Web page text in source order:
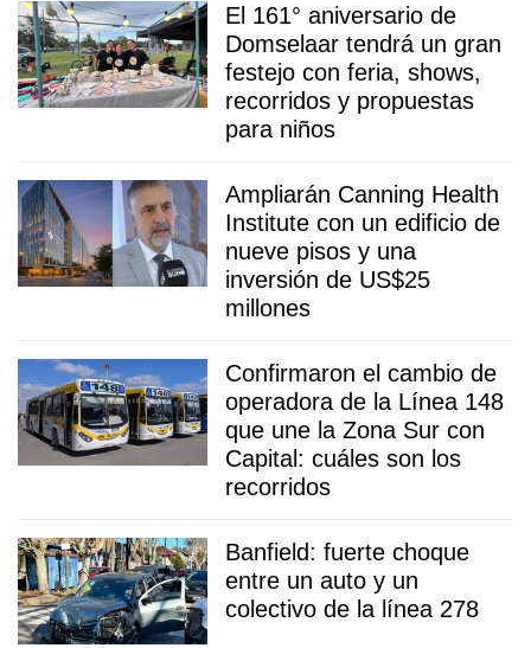
El 161° aniversario de
Domselaar tendrá un gran
festejo con feria, shows,
recorridos y propuestas
para niños
Ampliarán Canning Health
Institute con un edificio de
nueve pisos y una
inversión de US$25
millones
Confirmaron el cambio de
operadora de la Línea 148
que une la Zona Sur con
Capital: cuáles son los
recorridos
Banfield: fuerte choque
entre un auto y un
colectivo de la línea 278